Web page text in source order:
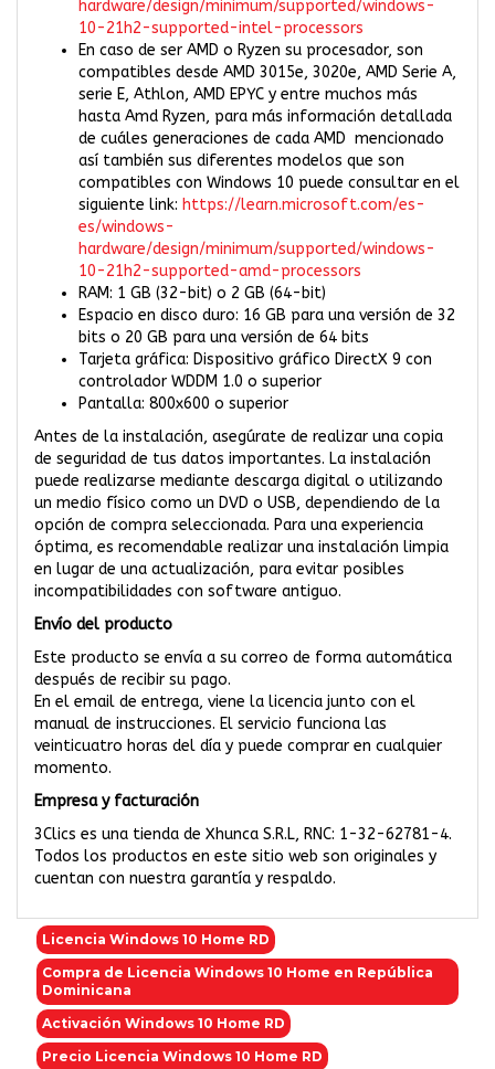
hardware/design/minimum/supported/windows-
10-21h2-supported-intel-processors
En caso de ser AMD o Ryzen su procesador, son
compatibles desde AMD 3015e, 3020e, AMD Serie A,
serie E, Athlon, AMD EPYC y entre muchos más
hasta Amd Ryzen, para más información detallada
de cuáles generaciones de cada AMD mencionado
así también sus diferentes modelos que son
compatibles con Windows 10 puede consultar en el
siguiente link: https://learn.microsoft.com/es-
es/windows-
hardware/design/minimum/supported/windows-
10-21h2-supported-amd-processors
RAM: 1 GB (32-bit) o 2 GB (64-bit)
Espacio en disco duro: 16 GB para una versión de 32
bits o 20 GB para una versión de 64 bits
Tarjeta gráfica: Dispositivo gráfico DirectX 9 con
controlador WDDM 1.0 o superior
Pantalla: 800x600 o superior
Antes de la instalación, asegúrate de realizar una copia
de seguridad de tus datos importantes. La instalación
puede realizarse mediante descarga digital o utilizando
un medio físico como un DVD o USB, dependiendo de la
opción de compra seleccionada. Para una experiencia
óptima, es recomendable realizar una instalación limpia
en lugar de una actualización, para evitar posibles
incompatibilidades con software antiguo.
Envío del producto
Este producto se envía a su correo de forma automática
después de recibir su pago.
En el email de entrega, viene la licencia junto con el
manual de instrucciones. El servicio funciona las
veinticuatro horas del día y puede comprar en cualquier
momento.
Empresa y facturación
3Clics es una tienda de Xhunca S.R.L, RNC: 1-32-62781-4.
Todos los productos en este sitio web son originales y
cuentan con nuestra garantía y respaldo.
Licencia Windows 10 Home RD
Compra de Licencia Windows 10 Home en República
Dominicana
Activación Windows 10 Home RD
Precio Licencia Windows 10 Home RD